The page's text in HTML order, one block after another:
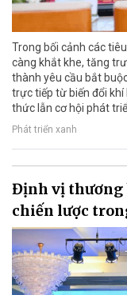
Trong bối cảnh các
càng khắt khe, tăng
thành yêu cầu bắt
trực tiếp từ biến đổi khí
thức lẫn cơ hội phát
Phát triển xanh
Định vị thương
chiến lược